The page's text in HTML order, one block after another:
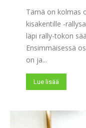
Tämä on kolmas
kisakentille -
läpi rally-tokon
Ensimmäisessä
on ja...
Lue lisää